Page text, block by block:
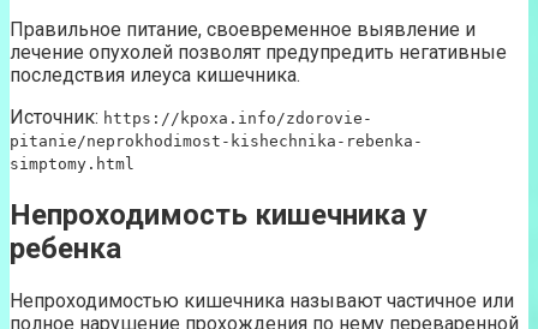
Правильное питание, своевременное выявление и
лечение опухолей позволят предупредить негативные
последствия илеуса кишечника.
Источник: https://kpoxa.info/zdorovie-
pitanie/neprokhodimost-kishechnika-rebenka-
simptomy.html
Непроходимость кишечника у
ребенка
Непроходимостью кишечника называют частичное или
полное нарушение прохождения по нему переваренной